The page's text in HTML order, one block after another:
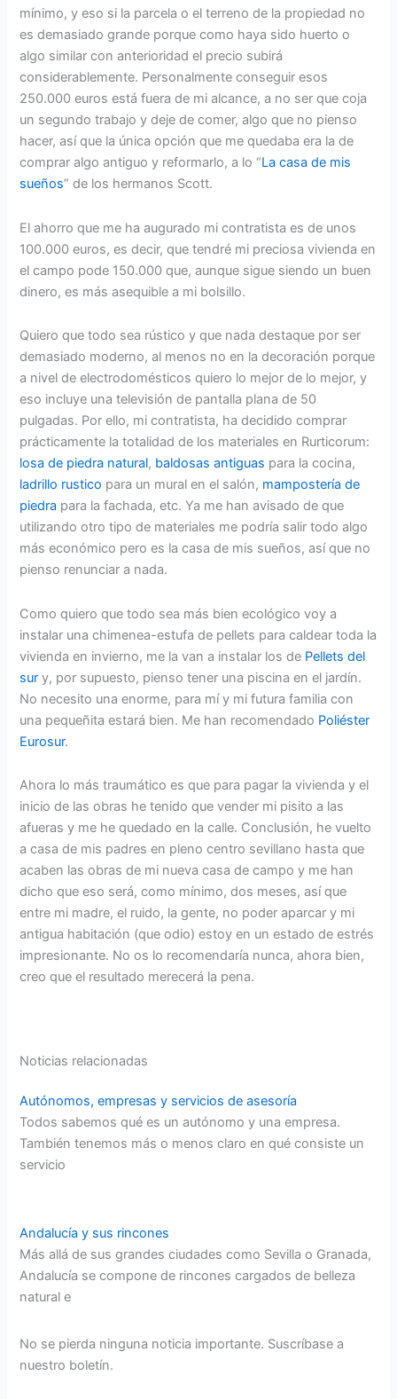
mínimo, y eso si la parcela o el terreno de la propiedad no
es demasiado grande porque como haya sido huerto o
algo similar con anterioridad el precio subirá
considerablemente. Personalmente conseguir esos
250.000 euros está fuera de mi alcance, a no ser que coja
un segundo trabajo y deje de comer, algo que no pienso
hacer, así que la única opción que me quedaba era la de
comprar algo antiguo y reformarlo, a lo “La casa de mis
sueños” de los hermanos Scott.
El ahorro que me ha augurado mi contratista es de unos
100.000 euros, es decir, que tendré mi preciosa vivienda en
el campo pode 150.000 que, aunque sigue siendo un buen
dinero, es más asequible a mi bolsillo.
Quiero que todo sea rústico y que nada destaque por ser
demasiado moderno, al menos no en la decoración porque
a nivel de electrodomésticos quiero lo mejor de lo mejor, y
eso incluye una televisión de pantalla plana de 50
pulgadas. Por ello, mi contratista, ha decidido comprar
prácticamente la totalidad de los materiales en Rurticorum:
losa de piedra natural, baldosas antiguas para la cocina,
ladrillo rustico para un mural en el salón, mampostería de
piedra para la fachada, etc. Ya me han avisado de que
utilizando otro tipo de materiales me podría salir todo algo
más económico pero es la casa de mis sueños, así que no
pienso renunciar a nada.
Como quiero que todo sea más bien ecológico voy a
instalar una chimenea-estufa de pellets para caldear toda la
vivienda en invierno, me la van a instalar los de Pellets del
sur y, por supuesto, pienso tener una piscina en el jardín.
No necesito una enorme, para mí y mi futura familia con
una pequeñita estará bien. Me han recomendado Poliéster
Eurosur.
Ahora lo más traumático es que para pagar la vivienda y el
inicio de las obras he tenido que vender mi pisito a las
afueras y me he quedado en la calle. Conclusión, he vuelto
a casa de mis padres en pleno centro sevillano hasta que
acaben las obras de mi nueva casa de campo y me han
dicho que eso será, como mínimo, dos meses, así que
entre mi madre, el ruido, la gente, no poder aparcar y mi
antigua habitación (que odio) estoy en un estado de estrés
impresionante. No os lo recomendaría nunca, ahora bien,
creo que el resultado merecerá la pena.
Noticias relacionadas
Autónomos, empresas y servicios de asesoría
Todos sabemos qué es un autónomo y una empresa.
También tenemos más o menos claro en qué consiste un
servicio
Andalucía y sus rincones
Más allá de sus grandes ciudades como Sevilla o Granada,
Andalucía se compone de rincones cargados de belleza
natural e
No se pierda ninguna noticia importante. Suscríbase a
nuestro boletín.